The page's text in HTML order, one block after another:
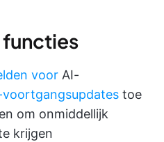
voor AI-
voortgangsupdates toe
om onmiddellijk
krijgen